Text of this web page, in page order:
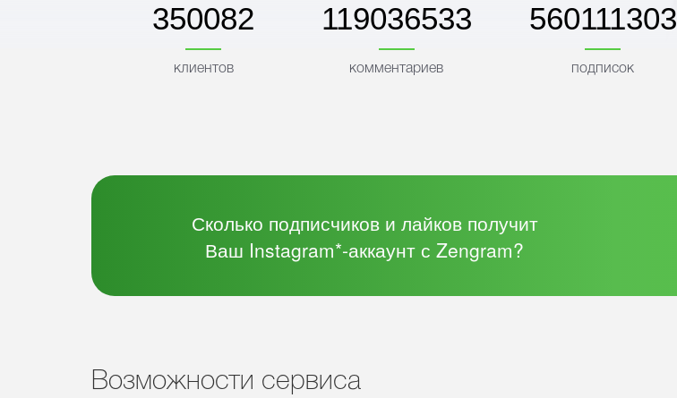
350082
клиентов
119036533
комментариев
560111306
подписок
Сколько подписчиков и лайков получит
Ваш Instagram*-аккаунт с Zengram?
Возможности сервиса